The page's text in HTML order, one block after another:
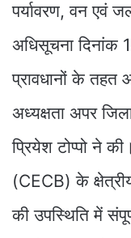
पर्यावरण, वन एवं
अधिसूचना दिनांक
प्रावधानों के तहत
अध्यक्षता अपर
प्रियेश टोप्पो ने
(CECB) के
की उपस्थिति में